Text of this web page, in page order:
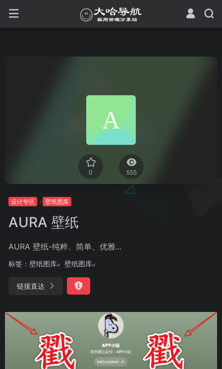
0 555
设计专区 壁纸图库
AURA 壁纸
AURA 壁纸-纯粹、简单、优雅...
标签： 壁纸图库 壁纸图库
链接直达